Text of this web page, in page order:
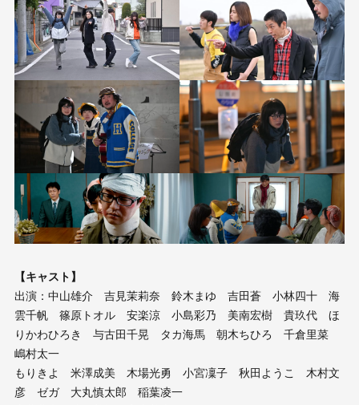
【キャスト】
出演：中山雄介 吉見茉莉奈 鈴木まゆ 吉田蒼 小林四十 海
雲千帆 篠原トオル 安楽涼 小島彩乃 美南宏樹 貴玖代 ほ
りかわひろき 与古田千晃 タカ海馬 朝木ちひろ 千倉里菜
嶋村太一
もりきよ 米澤成美 木場光勇 小宮凜子 秋田ようこ 木村文
彦 ゼガ 大丸慎太郎 稲葉凌一